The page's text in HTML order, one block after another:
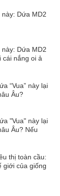
Dứa MD2
Dứa MD2
cái nắng oi ả
“Vua” này lại
Âu?
"Vua" này lại
Âu? Nếu
thị toàn cầu:
giới của giống